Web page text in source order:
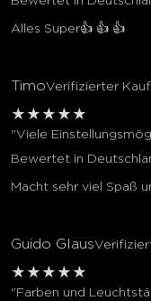
Alles Super👍 👍 👍
TimoVerifizierter Kauf
★ ★ ★ ★ ★
"Viele
Bewertet in
Macht sehr viel Spaß
Guido Glaus
★ ★ ★ ★ ★
"Farben und